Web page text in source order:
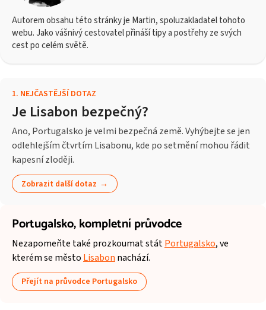
Autorem obsahu této stránky je Martin, spoluzakladatel tohoto
webu. Jako vášnivý cestovatel přináší tipy a postřehy ze svých
cest po celém světě.
1. NEJČASTĚJŠÍ DOTAZ
Je Lisabon bezpečný?
Ano, Portugalsko je velmi bezpečná země. Vyhýbejte se jen
odlehlejším čtvrtím Lisabonu, kde po setmění mohou řádit
kapesní zloději.
Zobrazit další dotaz
Portugalsko,kompletní průvodce
Nezapomeňte také prozkoumat státPortugalsko, ve
kterém se město Lisabon nachází.
Přejít na průvodce Portugalsko